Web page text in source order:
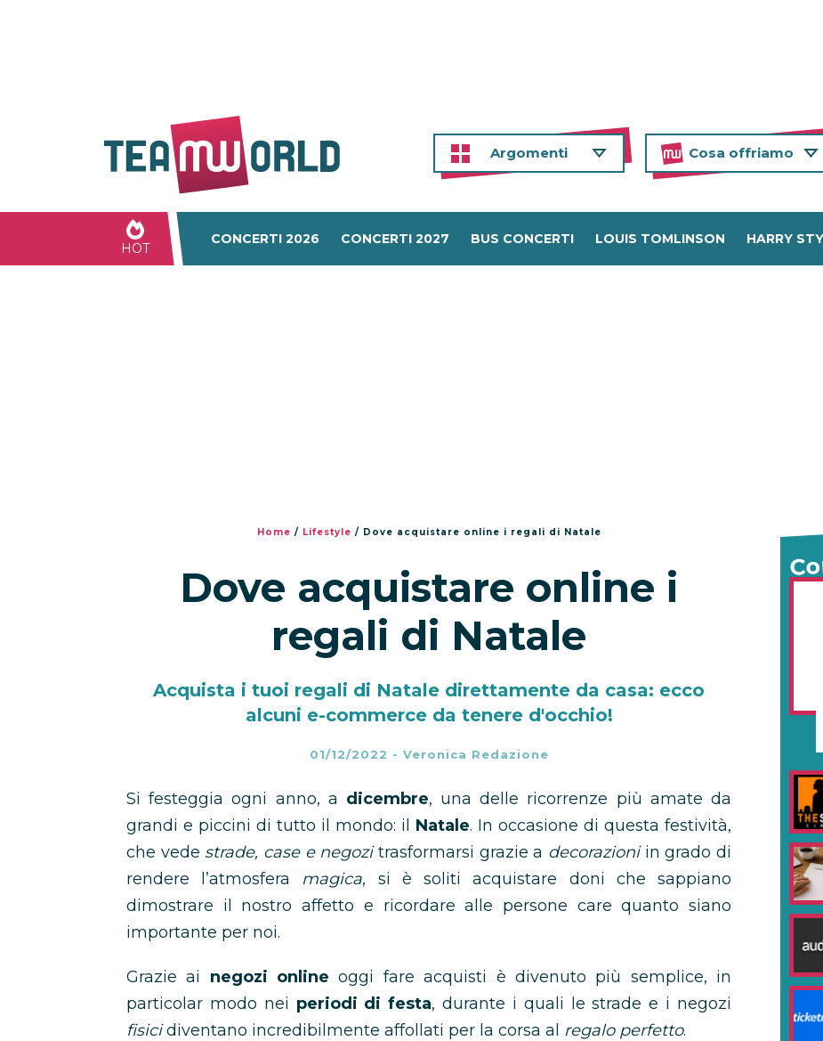
Argomenti Cosa offriamo
HOT
CONCERTI 2026 CONCERTI 2027 BUS CONCERTI LOUIS TOMLINSON HARRY
Home / Lifestyle / Dove acquistare online i regali di Natale
Dove acquistare online i
regali di Natale
Acquista i tuoi regali di Natale direttamente da casa: ecco
alcuni e-commerce da tenere d'occhio!
01/12/2022 - Veronica Redazione
Si festeggia ogni anno, a dicembre, una delle ricorrenze più amate da
grandi e piccini di tutto il mondo: il Natale. In occasione di questa festività,
che vede strade, case e negozitrasformarsi grazie a decorazioniin grado di
rendere l’atmosfera magica, si è soliti acquistare doni che sappiano
dimostrare il nostro affetto e ricordare alle persone care quanto siano
importante per noi.
Grazie ai negozi online oggi fare acquisti è divenuto più semplice, in
particolar modo nei periodi di festa, durante i quali le strade e i negozi
fisicidiventano incredibilmente affollati per la corsa al regalo perfetto.